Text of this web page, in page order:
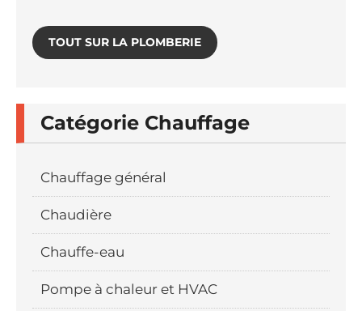
TOUT SUR LA PLOMBERIE
Catégorie Chauffage
Chauffage général
Chaudière
Chauffe-eau
Pompe à chaleur et HVAC